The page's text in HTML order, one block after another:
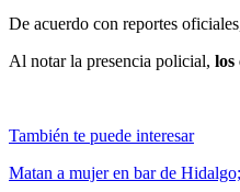
De acuerdo con reportes
Al notar la presencia policial, los
También te puede interesar
Matan a mujer en bar de